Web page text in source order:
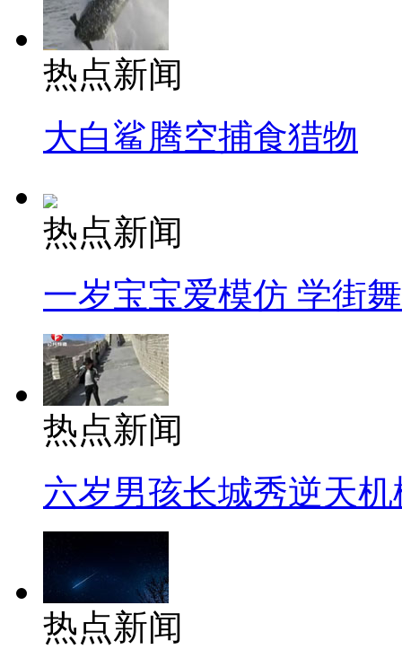
热点新闻
大白鲨腾空捕食猎物
热点新闻
一岁宝宝爱模仿 学街
热点新闻
六岁男孩长城秀逆天机
热点新闻